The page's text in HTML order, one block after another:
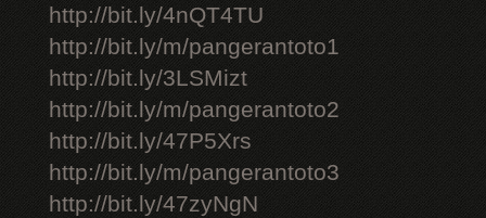
http://bit.ly/4nQT4TU
http://bit.ly/m/pangerantoto1
http://bit.ly/3LSMizt
http://bit.ly/m/pangerantoto2
http://bit.ly/47P5Xrs
http://bit.ly/m/pangerantoto3
http://bit.ly/47zyNgN